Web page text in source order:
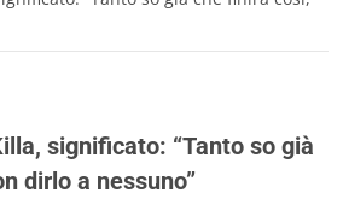
significato: “Tanto so già
dirlo a nessuno”